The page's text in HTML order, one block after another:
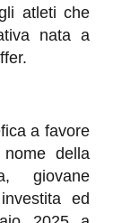
atleti che
nata a
a favore
della
giovane
ed